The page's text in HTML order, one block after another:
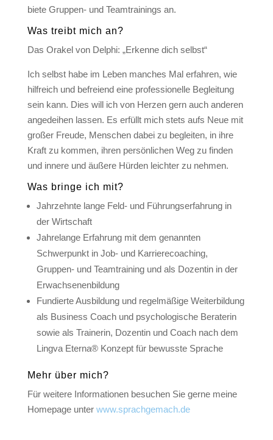
biete Gruppen- und Teamtrainings an.
Was treibt mich an?
Das Orakel von Delphi: „Erkenne dich selbst“
Ich selbst habe im Leben manches Mal erfahren, wie
hilfreich und befreiend eine professionelle Begleitung
sein kann. Dies will ich von Herzen gern auch anderen
angedeihen lassen. Es erfüllt mich stets aufs Neue mit
großer Freude, Menschen dabei zu begleiten, in ihre
Kraft zu kommen, ihren persönlichen Weg zu finden
und innere und äußere Hürden leichter zu nehmen.
Was bringe ich mit?
Jahrzehnte lange Feld- und Führungserfahrung in
der Wirtschaft
Jahrelange Erfahrung mit dem genannten
Schwerpunkt in Job- und Karrierecoaching,
Gruppen- und Teamtraining und als Dozentin in der
Erwachsenenbildung
Fundierte Ausbildung und regelmäßige Weiterbildung
als Business Coach und psychologische Beraterin
sowie als Trainerin, Dozentin und Coach nach dem
Lingva Eterna® Konzept für bewusste Sprache
Mehr über mich?
Für weitere Informationen besuchen Sie gerne meine
Homepage unter www.sprachgemach.de